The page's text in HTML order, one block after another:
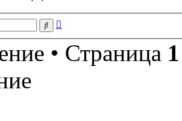
Поиск
• Страница 1